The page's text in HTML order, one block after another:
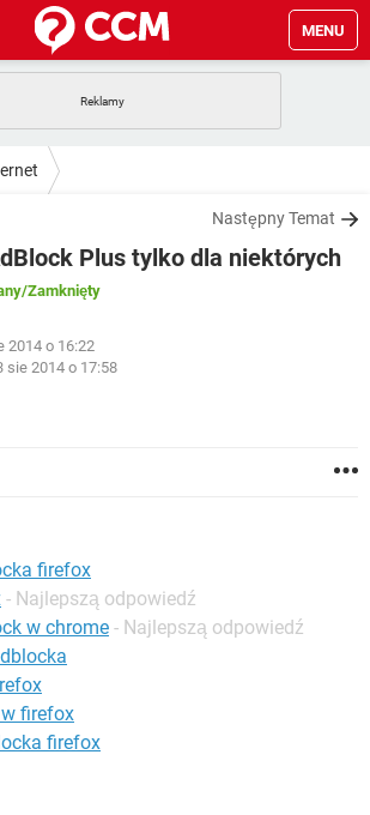
MENU
FACEBOOK
TIKTOK
Następny Temat
Plus tylko dla niektórych
/Zamknięty
2014 o 16:22
sie 2014 o 17:58
firefox
- Najlepszą odpowiedź
w chrome - Najlepszą odpowiedź
firefox
firefox